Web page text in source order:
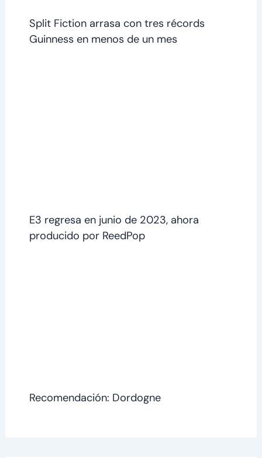
Split Fiction arrasa con tres récords
Guinness en menos de un mes
E3 regresa en junio de 2023, ahora
producido por ReedPop
Recomendación: Dordogne